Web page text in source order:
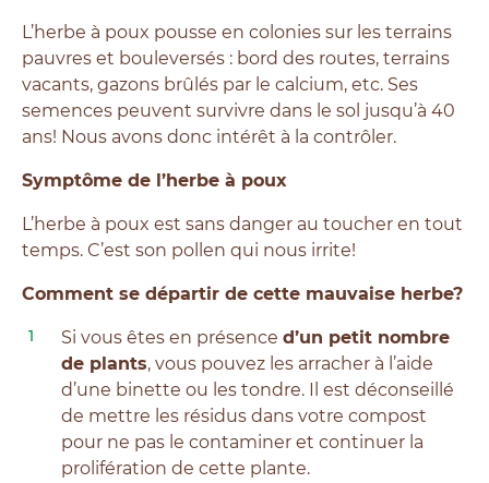
L’herbe à poux pousse en colonies sur les terrains
pauvres et bouleversés : bord des routes, terrains
vacants, gazons brûlés par le calcium, etc. Ses
semences peuvent survivre dans le sol jusqu’à 40
ans! Nous avons donc intérêt à la contrôler.
Symptôme de l’herbe à poux
L’herbe à poux est sans danger au toucher en tout
temps. C’est son pollen qui nous irrite!
Comment se départir de cette mauvaise herbe?
Si vous êtes en présence d’un petit nombre
de plants, vous pouvez les arracher à l’aide
d’une binette ou les tondre. Il est déconseillé
de mettre les résidus dans votre compost
pour ne pas le contaminer et continuer la
prolifération de cette plante.